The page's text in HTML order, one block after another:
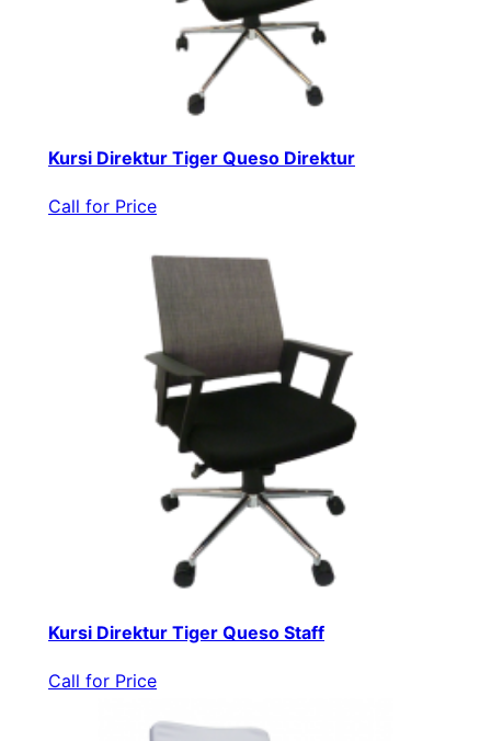
Kursi Direktur Tiger Queso Direktur
Call for Price
Kursi Direktur Tiger Queso Staff
Call for Price